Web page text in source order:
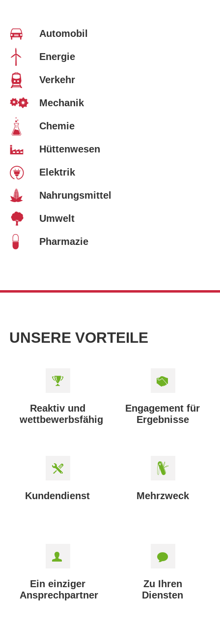
Automobil
Energie
Verkehr
Mechanik
Chemie
Hüttenwesen
Elektrik
Nahrungsmittel
Umwelt
Pharmazie
UNSERE VORTEILE
Reaktiv und
wettbewerbsfähig
Engagement für
Ergebnisse
Kundendienst Mehrzweck
Ein einziger
Ansprechpartner
Zu Ihren
Diensten